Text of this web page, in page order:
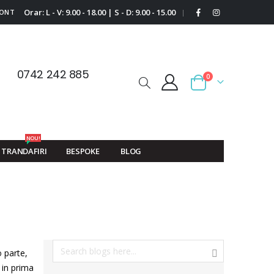
Orar: L - V: 9.00 - 18.00 | S - D: 9.00 - 15.00 |
0742 242 885
Cart
0
TRANDAFIRI
NOU!
BESPOKE BLOG
parte,
prima